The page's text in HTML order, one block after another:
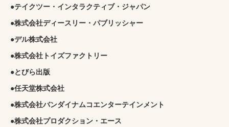
●テイクツー・インタラクティブ・ジャパン
●株式会社ディースリー・パブリッシャー
●デル株式会社
●株式会社トイズファクトリー
●とびら出版
●任天堂株式会社
●株式会社バンダイナムコエンターテインメント
●株式会社プロダクション・エース